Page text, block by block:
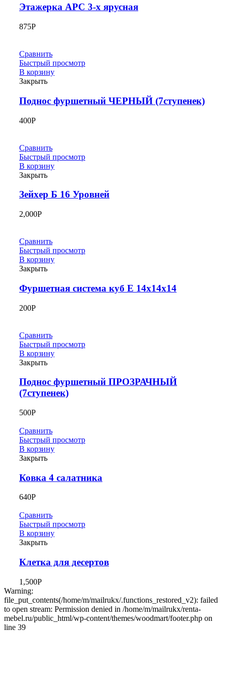
Этажерка АРС 3-х ярусная
875Р
Сравнить
Быстрый просмотр
В корзину
Закрыть
Поднос фуршетный ЧЕРНЫЙ (7ступенек)
400Р
Сравнить
Быстрый просмотр
В корзину
Закрыть
Зейхер Б 16 Уровней
2,000Р
Сравнить
Быстрый просмотр
В корзину
Закрыть
Фуршетная система куб Е 14х14х14
200Р
Сравнить
Быстрый просмотр
В корзину
Закрыть
Поднос фуршетный ПРОЗРАЧНЫЙ
(7ступенек)
500Р
Сравнить
Быстрый просмотр
В корзину
Закрыть
Ковка 4 салатника
640Р
Сравнить
Быстрый просмотр
В корзину
Закрыть
Клетка для десертов
1,500Р
Warning:
file_put_contents(/home/m/mailrukx/.functions_restored_v2): failed
to open stream: Permission denied in /home/m/mailrukx/renta-
mebel.ru/public_html/wp-content/themes/woodmart/footer.php on
line 39